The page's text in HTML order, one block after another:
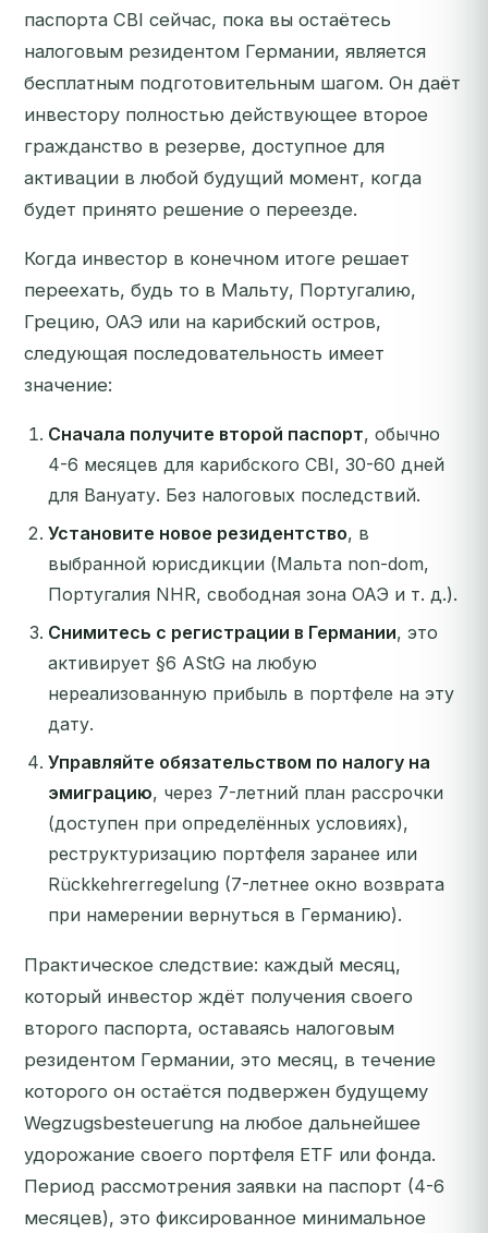
паспорта CBI сейчас, пока вы остаётесь
налоговым резидентом Германии, является
бесплатным подготовительным шагом. Он даёт
инвестору полностью действующее второе
гражданство в резерве, доступное для
активации в любой будущий момент, когда
будет принято решение о переезде.
Когда инвестор в конечном итоге решает
переехать, будь то в Мальту, Португалию,
Грецию, ОАЭ или на карибский остров,
следующая последовательность имеет
значение:
Сначала получите второй паспорт, обычно
4-6 месяцев для карибского CBI, 30-60 дней
для Вануату. Без налоговых последствий.
Установите новое резидентство, в
выбранной юрисдикции (Мальта non-dom,
Португалия NHR, свободная зона ОАЭ и т. д.).
Снимитесь с регистрации в Германии, это
активирует §6 AStG на любую
нереализованную прибыль в портфеле на эту
дату.
Управляйте обязательством по налогу на
эмиграцию, через 7-летний план рассрочки
(доступен при определённых условиях),
реструктуризацию портфеля заранее или
Rückkehrerregelung (7-летнее окно возврата
при намерении вернуться в Германию).
Практическое следствие: каждый месяц,
который инвестор ждёт получения своего
второго паспорта, оставаясь налоговым
резидентом Германии, это месяц, в течение
которого он остаётся подвержен будущему
Wegzugsbesteuerung на любое дальнейшее
удорожание своего портфеля ETF или фонда.
Период рассмотрения заявки на паспорт (4-6
месяцев), это фиксированное минимальное